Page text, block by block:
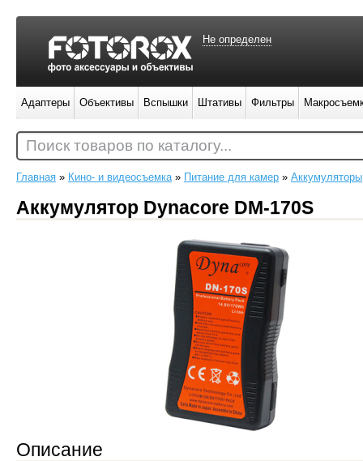
Главная » Кино- и видеосъемка» Питание для камер » Аккумуляторы
Аккумулятор Dynacore DM-170S
Описание
Не определен
Адаптеры Объективы Вспышки Штативы Фильтры
Поиск товаров по каталогу...